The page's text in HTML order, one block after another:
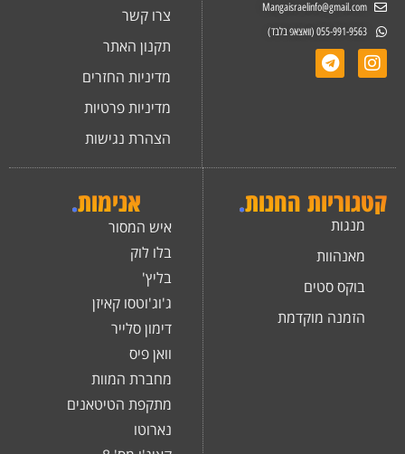
Mangaisraelinfo@gmail.com
055-991-9563 (וואצאפ בלבד)
צרו קשר
תקנון האתר
מדיניות החזרים
מדיניות פרטיות
הצהרת נגישות
קטגוריות החנות.
מנגות
מאנהוות
בוקס סטים
הזמנה מוקדמת
אנימות.
איש המסור
בלו לוק
בליץ'
ג'וג'וטסו קאיזן
דימון סלייר
וואן פיס
מחברת המוות
מתקפת הטיטאנים
נארוטו